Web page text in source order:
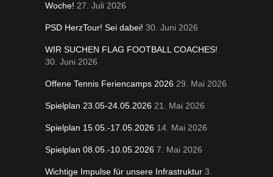
Woche! 27. Juli 2026
PSD HerzTour! Sei dabei! 30. Juni 2026
WIR SUCHEN FLAG FOOTBALL COACHES!
30. Juni 2026
Offene Tennis Feriencamps 2026 29. Mai 2026
Spielplan 23.05-24.05.2026 21. Mai 2026
Spielplan 15.05.-17.05.2026 14. Mai 2026
Spielplan 08.05.-10.05.2026 7. Mai 2026
Wichtige Impulse für unsere Infrastruktur 3.